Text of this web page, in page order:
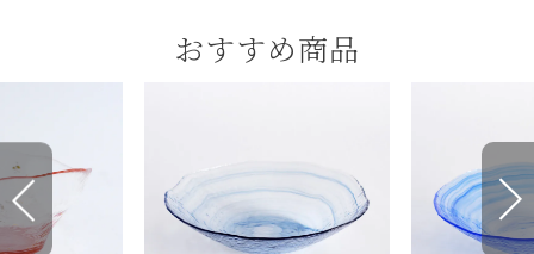
おすすめ商品